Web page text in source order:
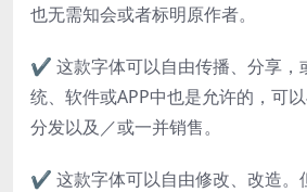
也无需知会或者标明原作者。
✔ 这款字体可以自由传播、分享，
统、软件或APP中也是允许的，可
分发以及／或一并销售。
✔ 这款字体可以自由修改、改造。